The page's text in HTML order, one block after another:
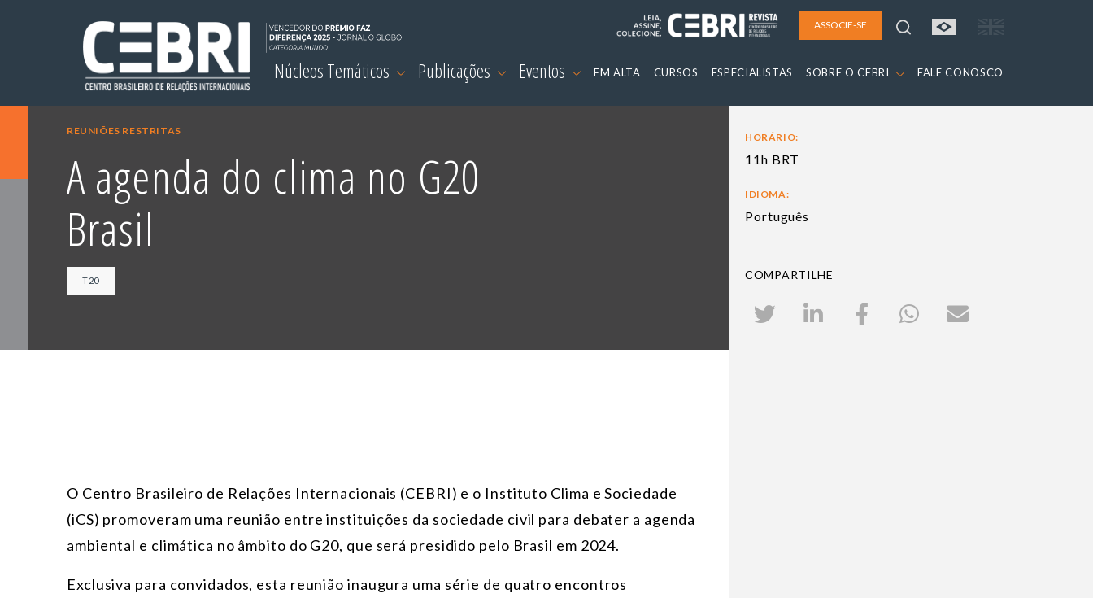
ASSOCIE-SE
Núcleos Temáticos Publicações Eventos EM ALTA CURSOS ESPECIALISTAS SOBRE O CEBRI FALE CONOSCO
REUNIÕES RESTRITAS
A agenda do clima no G20
Brasil
T20
O Centro Brasileiro de Relações Internacionais (CEBRI) e o Instituto Clima e Sociedade
(iCS) promoveram uma reunião entre instituições da sociedade civil para debater a agenda
ambiental e climática no âmbito do G20, que será presidido pelo Brasil em 2024.
Exclusiva para convidados, esta reunião inaugura uma série de quatro encontros
HORÁRIO:
11h BRT
IDIOMA:
Português
COMPARTILHE